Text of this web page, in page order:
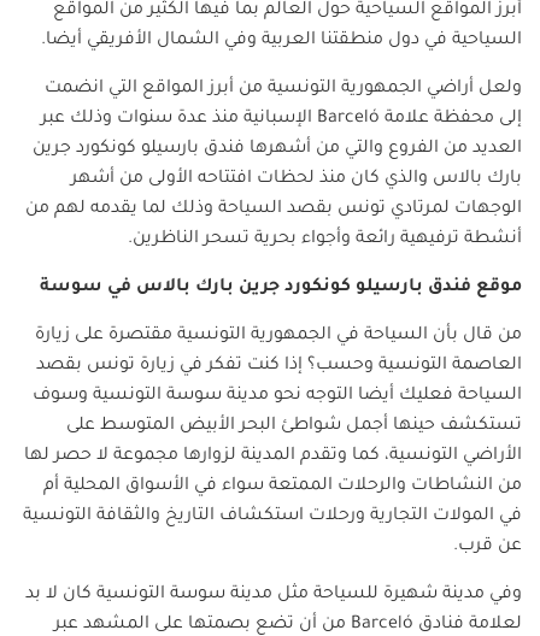
أبرز المواقع السياحية حول العالم بما فيها الكثير من المواقع
السياحية في دول منطقتنا العربية وفي الشمال الأفريقي أيضا.
ولعل أراضي الجمهورية التونسية من أبرز المواقع التي انضمت
إلى محفظة علامة Barceló الإسبانية منذ عدة سنوات وذلك عبر
العديد من الفروع والتي من أشهرها فندق بارسيلو كونكورد جرين
بارك بالاس والذي كان منذ لحظات افتتاحه الأولى من أشهر
الوجهات لمرتادي تونس بقصد السياحة وذلك لما يقدمه لهم من
أنشطة ترفيهية رائعة وأجواء بحرية تسحر الناظرين.
موقع فندق بارسيلو كونكورد جرين بارك بالاس في سوسة
من قال بأن السياحة في الجمهورية التونسية مقتصرة على زيارة
العاصمة التونسية وحسب؟ إذا كنت تفكر في زيارة تونس بقصد
السياحة فعليك أيضا التوجه نحو مدينة سوسة التونسية وسوف
تستكشف حينها أجمل شواطئ البحر الأبيض المتوسط على
الأراضي التونسية، كما وتقدم المدينة لزوارها مجموعة لا حصر لها
من النشاطات والرحلات الممتعة سواء في الأسواق المحلية أم
في المولات التجارية ورحلات استكشاف التاريخ والثقافة التونسية
عن قرب.
وفي مدينة شهيرة للسياحة مثل مدينة سوسة التونسية كان لا بد
لعلامة فنادق Barceló من أن تضع بصمتها على المشهد عبر